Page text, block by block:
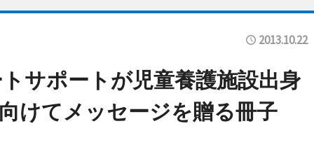
2013.10.22
サポートが児童養護施設出身
けてメッセージを贈る冊子